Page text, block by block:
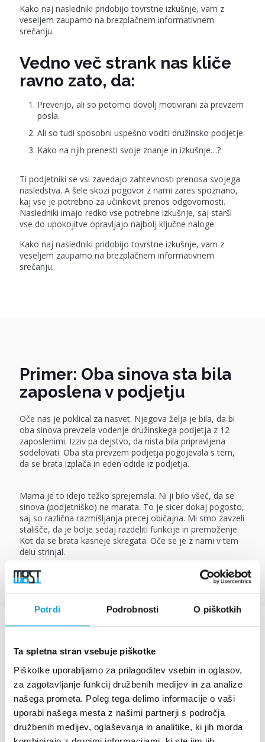
Potrdi Podrobnosti O piškotkih
Ta spletna stran vsebuje piškotke
Piškotke uporabljamo za prilagoditev vsebin in oglasov,
za zagotavljanje funkcij družbenih medijev in za analize
našega prometa. Poleg tega delimo informacije o vaši
uporabi našega mesta z našimi partnerji s področja
družbenih medijev, oglaševanja in analitike, ki jih morda
Kako naj nasledniki pridobijo tovrstne izkušnje, vam z
veseljem zaupamo na brezplačnem informativnem
srečanju.
Vedno več strank nas kliče
ravno zato, da:
Preverijo, ali so potomci dovolj motivirani za prevzem
posla.
Ali so tudi sposobni uspešno voditi družinsko podjetje.
Kako na njih prenesti svoje znanje in izkušnje…?
Ti podjetniki se vsi zavedajo zahtevnosti prenosa svojega
nasledstva. A šele skozi pogovor z nami zares spoznano,
kaj vse je potrebno za učinkovit prenos odgovornosti.
Nasledniki imajo redko vse potrebne izkušnje, saj starši
vse do upokojitve opravljajo najbolj ključne naloge.
Kako naj nasledniki pridobijo tovrstne izkušnje, vam z
veseljem zaupamo na brezplačnem informativnem
srečanju.
Primer: Oba sinova sta bila
zaposlena v podjetju
Oče nas je poklical za nasvet. Njegova želja je bila, da bi
oba sinova prevzela vodenje družinskega podjetja z 12
zaposlenimi. Izziv pa dejstvo, da nista bila pripravljena
sodelovati. Oba sta prevzem podjetja pogojevala s tem,
da se brata izplača in eden odide iz podjetja.
Mama je to idejo težko sprejemala. Ni ji bilo všeč, da se
sinova (podjetniško) ne marata. To je sicer dokaj pogosto,
saj so različna razmišljanja precej običajna. Mi smo zavzeli
stališče, da je bolje sedaj razdeliti funkcije in premoženje.
Kot da se brata kasneje skregata. Oče se je z nami v tem
delu strinjal.
Pomembne so mu bile tri
ključne stvari:
nadaljevanje poslovanja zaradi strank, zaposlenih,
dobaviteljev;
želel je, da se njegova vizija nadaljuje in še